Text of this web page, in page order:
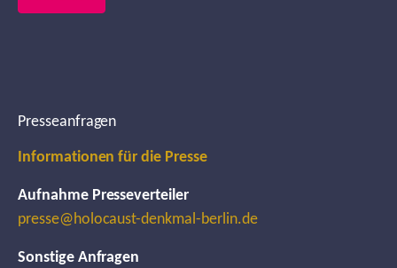
Presseanfragen
Informationen für die Presse
Aufnahme Presseverteiler
presse@holocaust-denkmal-berlin.de
Sonstige Anfragen